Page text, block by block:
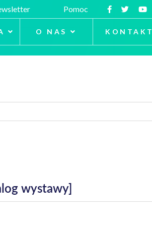
Pomoc
O NAS KONTAKT
wystawy]